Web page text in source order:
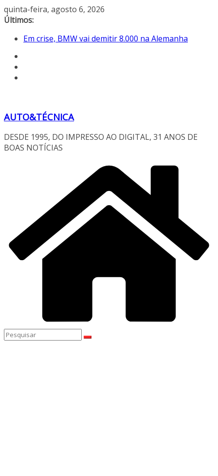
Pular
para
conteúdo
quinta-feira, agosto 6, 2026
Últimos:
Em crise, BMW vai demitir 8.000 na Alemanha
AUTO&TÉCNICA
DESDE 1995, DO IMPRESSO AO DIGITAL, 31 ANOS DE
BOAS NOTÍCIAS